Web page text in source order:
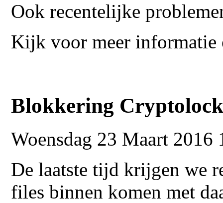
Ook recentelijke
Kijk voor meer informatie
Blokkering
Woensdag 23 Maart 2016
De laatste tijd krijgen we
files binnen komen met